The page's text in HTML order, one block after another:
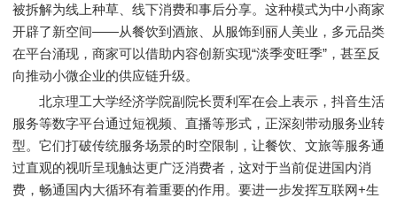
被拆解为线上种草、线下消费和事后分享。这种模式为中小商家
开辟了新空间——从餐饮到酒旅、从服饰到丽人美业，多元品类
在平台涌现，商家可以借助内容创新实现“淡季变旺季”，甚至反
向推动小微企业的供应链升级。
北京理工大学经济学院副院长贾利军在会上表示，抖音生活
服务等数字平台通过短视频、直播等形式，正深刻带动服务业转
型。它们打破传统服务场景的时空限制，让餐饮、文旅等服务通
过直观的视听呈现触达更广泛消费者，这对于当前促进国内消
费，畅通国内大循环有着重要的作用。要进一步发挥互联网+生